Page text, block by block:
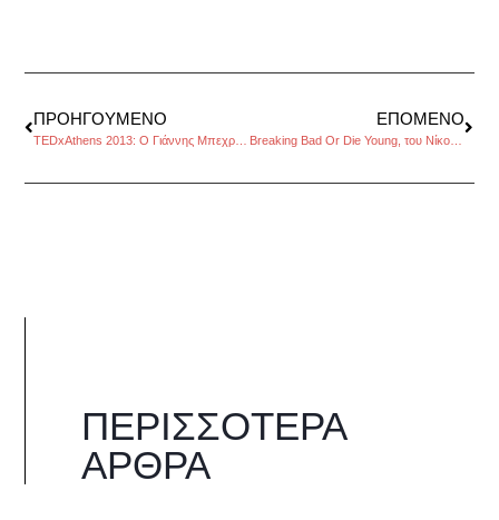
ΠΡΟΗΓΟΎΜΕΝΟ ΕΠΌΜΕΝΟ
Breaking Bad Or Die Young, του Νίκου Χατζηκάλφα
ΠΕΡΙΣΣΌΤΕΡΑ
ΆΡΘΡΑ